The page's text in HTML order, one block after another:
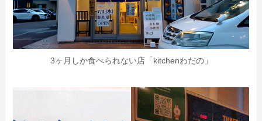
3ヶ月しか食べられない店「kitchenわだの」